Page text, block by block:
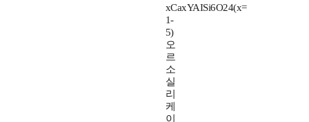
xCaxYAISi6O24(x=
1-
5)
오
르
소
실
리
케
이